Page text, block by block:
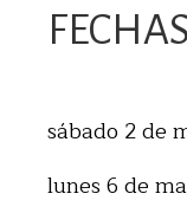
sábado 2 de
lunes 6 de